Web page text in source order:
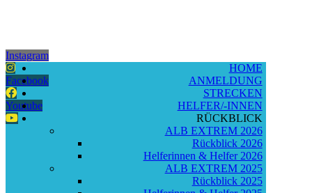
Instagram
Facebook
Youtube
HOME
ANMELDUNG
STRECKEN
HELFER/-INNEN
RÜCKBLICK
ALB EXTREM 2026
Rückblick 2026
Helferinnen & Helfer 2026
ALB EXTREM 2025
Rückblick 2025